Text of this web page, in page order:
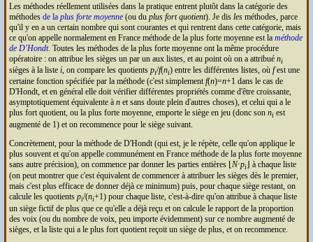
Les méthodes réellement utilisées dans la pratique entrent plutôt dans la catégorie des
méthodes de la plus forte moyenne(ou du plus fort quotient). Je dis lesméthodes, parce
qu'il y en a un certain nombre qui sont courantes et qui rentrent dans cette catégorie, mais
ce qu'on appelle normalement en France méthode de la plus forte moyenne est la méthode
de D'Hondt. Toutes les méthodes de la plus forte moyenne ont la même procédure
opératoire : on attribue les sièges un par un aux listes, et au point où on a attribué ni
sièges à la liste i, on compare les quotients pi/f(ni) entre les différentes listes, où fest une
certaine fonction spécifiée par la méthode (c'est simplementf(n)=n+1 dans le cas de
D'Hondt, et en général elle doit vérifier différentes propriétés comme d'être croissante,
asymptotiquement équivalente à net sans doute plein d'autres choses), et celui qui a le
plus fort quotient, ou la plus forte moyenne, emporte le siège en jeu (donc son niest
augmenté de 1) et on recommence pour le siège suivant.
Concrètement, pour la méthode de D'Hondt (qui est, je le répète, celle qu'on applique le
plus souvent et qu'on appelle communément en France méthode de la plus forte moyenne
sans autre précision), on commence par donner les parties entières ⌊ N·pi⌋ à chaque liste
(on peut montrer que c'est équivalent de commencer à attribuer les sièges dès le premier,
mais c'est plus efficace de donner déjà ce minimum) puis, pour chaque siège restant, on
calcule les quotients pi/(ni+1) pour chaque liste, c'est-à-dire qu'on attribue à chaque liste
un siège fictif de plus que ce qu'elle a déjà reçu et on calcule le rapport de la proportion
des voix (ou du nombre de voix, peu importe évidemment) sur ce nombre augmenté de
sièges, et la liste qui a le plus fort quotient reçoit un siège de plus, et on recommence.